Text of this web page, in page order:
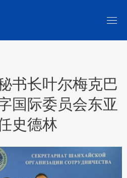
书长叶尔梅克巴
国际委员会东亚
史德林